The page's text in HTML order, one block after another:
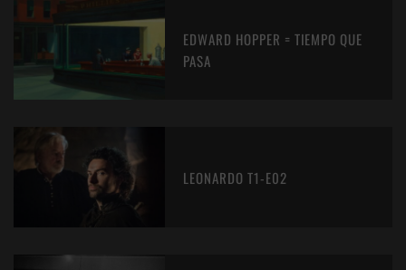
EDWARD HOPPER = TIEMPO QUE
PASA
LEONARDO T1-E02